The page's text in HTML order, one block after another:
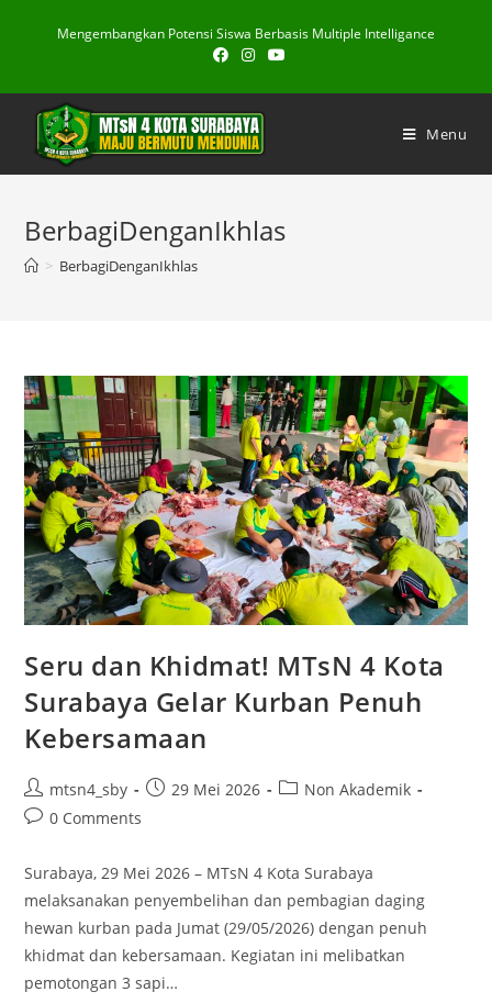
Mengembangkan Potensi Siswa Berbasis Multiple Intelligance
Menu
BerbagiDenganIkhlas
> BerbagiDenganIkhlas
Seru dan Khidmat! MTsN 4 Kota
Surabaya Gelar Kurban Penuh
Kebersamaan
Post
author:
mtsn4_sby
Post29 Mei 2026
PostNon Akademik
Post0 Comments
Surabaya, 29 Mei 2026 – MTsN 4 Kota Surabaya
melaksanakan penyembelihan dan pembagian daging
hewan kurban pada Jumat (29/05/2026) dengan penuh
khidmat dan kebersamaan. Kegiatan ini melibatkan
pemotongan 3 sapi…